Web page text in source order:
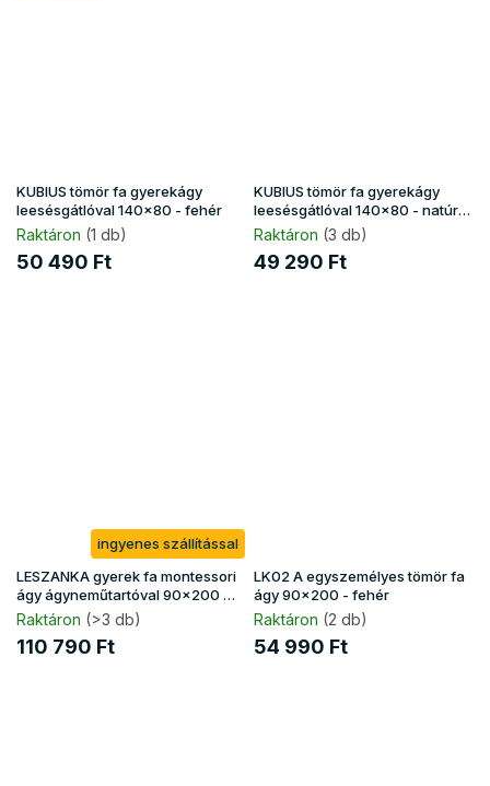
KUBIUS tömör fa gyerekágy
leesésgátlóval 140x80 - fehér
Raktáron (1 db)
50 490 Ft
KUBIUS tömör fa gyerekágy
leesésgátlóval 140x80 - natúr
borovi
Raktáron (3 db)
49 290 Ft
ingyenes szállítással
LESZANKA gyerek fa montessori
ágy ágyneműtartóval 90x200 -
fehér
Raktáron (>3 db)
110 790 Ft
LK02 A egyszemélyes tömör fa
ágy 90x200 - fehér
Raktáron (2 db)
54 990 Ft